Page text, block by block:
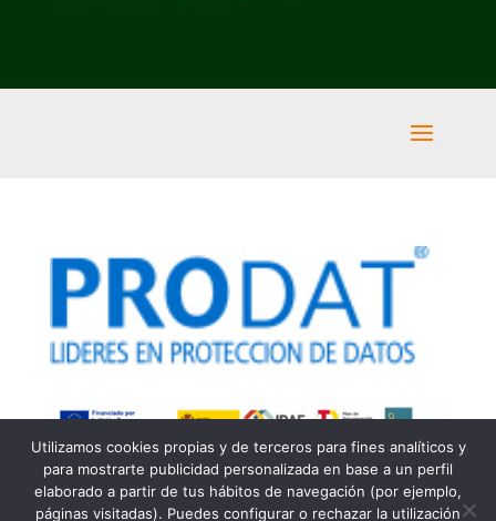
Utilizamos cookies propias y de terceros para fines analíticos y
para mostrarte publicidad personalizada en base a un perfil
elaborado a partir de tus hábitos de navegación (por ejemplo,
páginas visitadas). Puedes configurar o rechazar la utilización